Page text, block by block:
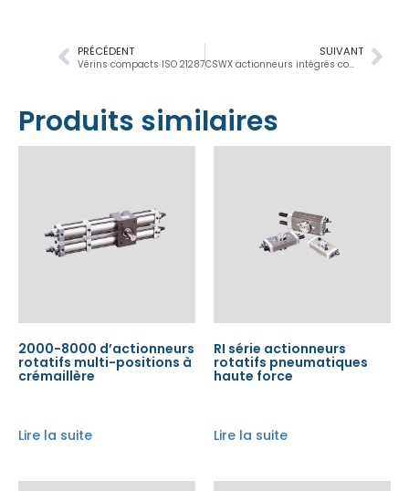
SUIVANT
CSWX actionneurs intégrés compact servoWeld®
PRÉCÉDENT
Vérins compacts ISO 21287
Produits similaires
2000-8000 d’actionneurs
rotatifs multi-positions à
crémaillère
Lire la suite
RI série actionneurs
rotatifs pneumatiques
haute force
Lire la suite